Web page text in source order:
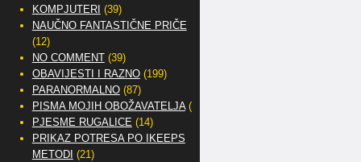
KOMPJUTERI (39)
NAUČNO FANTASTIČNE PRIČE
(12)
NO COMMENT(39)
OBAVIJESTI I RAZNO(199)
PARANORMALNO(87)
PISMA MOJIH OBOŽAVATELJA(2)
PJESME RUGALICE (14)
PRIKAZ POTRESA PO IKEEPS
METODI (21)